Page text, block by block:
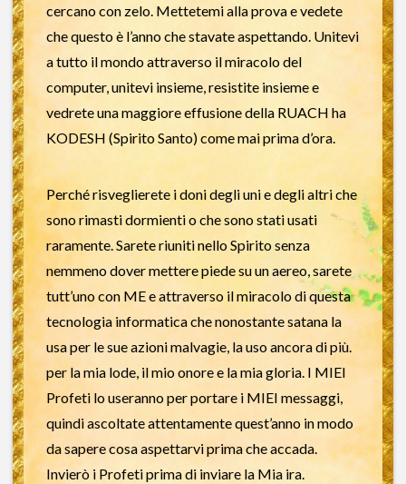
cercano con zelo. Mettetemi alla prova e vedete
che questo è l’anno che stavate aspettando. Unitevi
a tutto il mondo attraverso il miracolo del
computer, unitevi insieme, resistite insieme e
vedrete una maggiore effusione della RUACH ha
KODESH (Spirito Santo) come mai prima d’ora.
Perché risveglierete i doni degli uni e degli altri che
sono rimasti dormienti o che sono stati usati
raramente. Sarete riuniti nello Spirito senza
nemmeno dover mettere piede su un aereo, sarete
tutt’uno con ME e attraverso il miracolo di questa
tecnologia informatica che nonostante satana la
usa per le sue azioni malvagie, la uso ancora di più.
per la mia lode, il mio onore e la mia gloria. I MIEI
Profeti lo useranno per portare i MIEI messaggi,
quindi ascoltate attentamente quest’anno in modo
da sapere cosa aspettarvi prima che accada.
Invierò i Profeti prima di inviare la Mia ira.